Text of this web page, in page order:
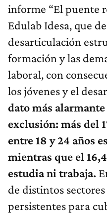
informe “El puente
Edulab Idesa, que
desarticulación
formación y las
laboral, con
los jóvenes y el
dato más
exclusión: más del
entre 18 y 24 años
mientras que el
estudia ni trabaja.
de distintos
persistentes para